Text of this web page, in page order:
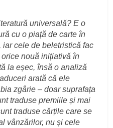
universală? E o
cu o piață de carte în
cele de beletristică fac
nouă inițiativă în
la eșec, însă o analiză
arată că ele
zgârie – doar suprafața
traduse premiile și mai
traduse cărțile care se
vânzărilor, nu și cele